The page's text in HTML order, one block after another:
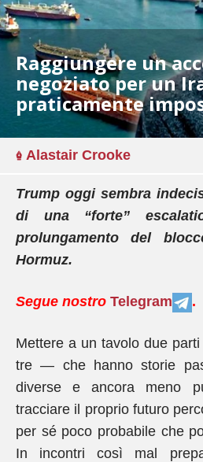
Raggiungere un
negoziato per un
praticamente
Alastair Crooke
Trump oggi sembra
di una “forte”
prolungamento del
Hormuz.
Segue nostro Telegram .
Mettere a un tavolo due
tre — che hanno storie
diverse e ancora meno
tracciare il proprio futuro
per sé poco probabile che
In incontri così mal